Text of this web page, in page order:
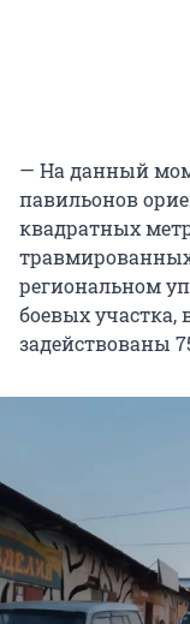
— На данный
павильонов
квадратных
региональном
боевых участка,
задействованы